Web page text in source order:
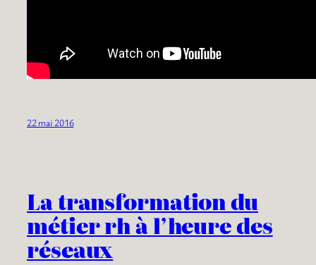
22 mai 2016
La transformation du
métier rh à l’heure des
réseaux